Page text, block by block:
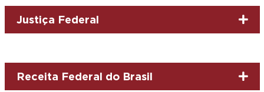
Justiça Federal
Receita Federal do Brasil